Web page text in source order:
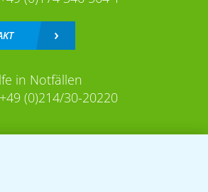
in Notfällen
+49 (0)214/30-20220